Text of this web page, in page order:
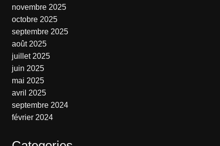
novembre 2025
octobre 2025
septembre 2025
août 2025
juillet 2025
juin 2025
mai 2025
avril 2025
septembre 2024
février 2024